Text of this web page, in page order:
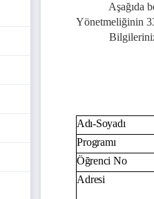
Aşağıda
Yönetmeliğinin
Bilgilerinizi
Adı-Soyadı
Programı
Öğrenci No
Adresi